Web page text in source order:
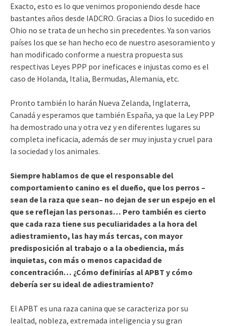
Exacto, esto es lo que venimos proponiendo desde hace
bastantes años desde IADCRO. Gracias a Dios lo sucedido en
Ohio no se trata de un hecho sin precedentes. Ya son varios
países los que se han hecho eco de nuestro asesoramiento y
han modificado conforme a nuestra propuesta sus
respectivas Leyes PPP por ineficaces e injustas como es el
caso de Holanda, Italia, Bermudas, Alemania, etc.
Pronto también lo harán Nueva Zelanda, Inglaterra,
Canadá y esperamos que también España, ya que la Ley PPP
ha demostrado una y otra vez y en diferentes lugares su
completa ineficacia, además de ser muy injusta y cruel para
la sociedad y los animales.
Siempre hablamos de que el responsable del
comportamiento canino es el dueño, que los perros –
sean de la raza que sean– no dejan de ser un espejo en el
que se reflejan las personas… Pero también es cierto
que cada raza tiene sus peculiaridades a la hora del
adiestramiento, las hay más tercas, con mayor
predisposición al trabajo o a la obediencia, más
inquietas, con más o menos capacidad de
concentración… ¿Cómo definirías al APBT y cómo
debería ser su ideal de adiestramiento?
El APBT es una raza canina que se caracteriza por su
lealtad, nobleza, extremada inteligencia y su gran